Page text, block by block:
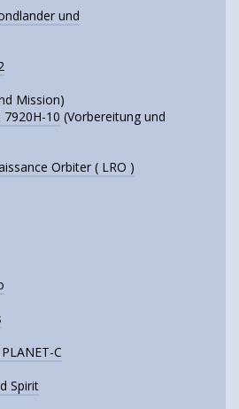
und
Mission)
10 (Vorbereitung und
Orbiter ( LRO )
C
Spirit